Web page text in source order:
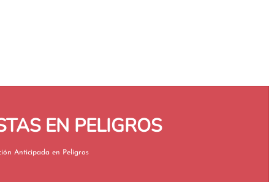
EN PELIGROS
Jubilación Anticipada en Peligros